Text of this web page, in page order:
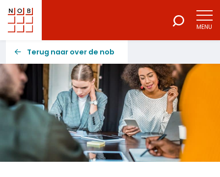
Voor een excellente beroepsuitoefening
MENU
Terug naar over de nob